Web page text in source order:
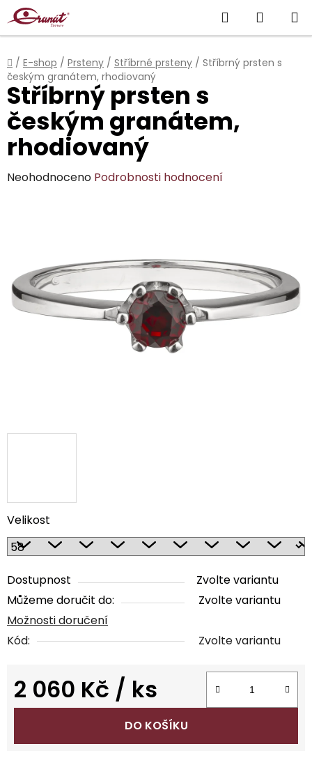
Přejít
na
obsah
Hledat
KOŠÍK
Domů
/ E-shop / Prsteny / Stříbrné prsteny / Stříbrný prsten s
českým granátem, rhodiovaný
Velikost
Dostupnost
Zvolte variantu
Můžeme doručit do:
Zvolte variantu
Možnosti doručení
Kód:
Zvolte variantu
2 060 Kč / ks
Měrná cena:
DO KOŠÍKU
Stříbrný prsten s
českým granátem,
rhodiovaný
Průměrné
5
hvězdiček.
Neohodnoceno Podrobnosti hodnocení